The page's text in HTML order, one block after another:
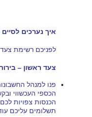
איך נערכים
לפניכם רשימת
צעד ראשון –
פנו למנהל
הכספי העכשווי
הכנסות צפויות
תשלומים עליכם